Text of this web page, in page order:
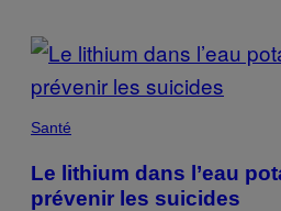
POSTS
BY
THIS
AUTHOR
Santé
Le lithium dans l’eau
prévenir les suicides